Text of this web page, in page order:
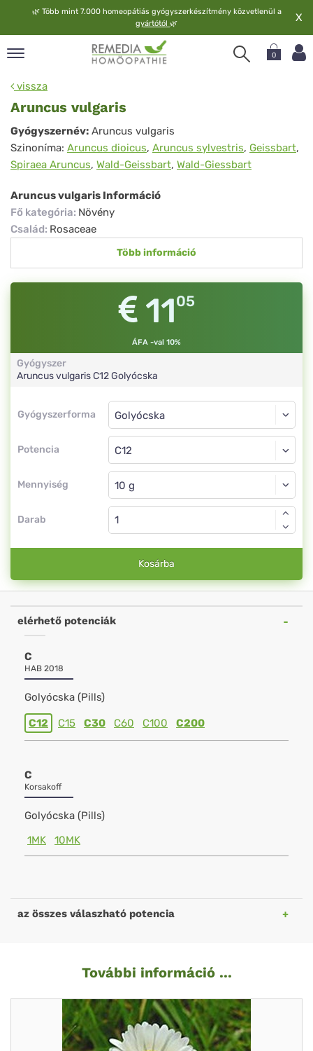
🌿 Több mint 7.000 homeopátiás gyógyszerkészítmény közvetlenül a
gyártótól 🌿 X
0
vissza
Aruncus vulgaris
Aruncus
vulgaris
Gyógyszernév: Aruncus vulgaris
Szinoníma: Aruncus dioicus, Aruncus sylvestris, Geissbart,
Spiraea Aruncus, Wald-Geissbart, Wald-Giessbart
Aruncus vulgaris Információ
Fő kategória: Növény
Család: Rosaceae
Több információ
1105
ÁFA -val 10%
Gyógyszer
Aruncus vulgarisC12Golyócska
Gyógyszerforma
Gyógyszerforma
Potencia
Golyócska
C12
Mennyiség
Golyócska
Darab
Kosárba
elérhető potenciák
C
HAB 2018
Golyócska (Pills)
C12 C15 C30 C60 C100 C200
C
Korsakoff
Golyócska (Pills)
1MK
10MK
az összes válaszható potencia
További információ ...